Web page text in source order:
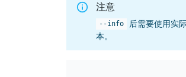
注意
--info
后需要使用实
本。